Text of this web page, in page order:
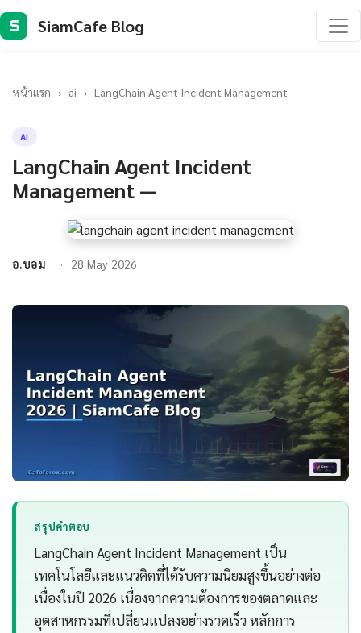
S SiamCafe Blog
หน้าแรก › ai › LangChain Agent Incident Management —
AI
LangChain Agent Incident
Management —
อ.บอม 28 May 2026
สรุปคำตอบ
LangChain Agent Incident Management เป็น
เทคโนโลยีและแนวคิดที่ได้รับความนิยมสูงขึ้นอย่างต่อ
เนื่องในปี 2026 เนื่องจากความต้องการของตลาดและ
อุตสาหกรรมที่เปลี่ยนแปลงอย่างรวดเร็ว หลักการ